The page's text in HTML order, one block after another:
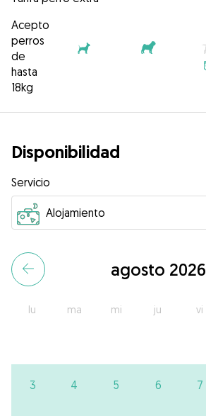
Acepto
perros
de
hasta
18kg
Disponibilidad
Servicio
agosto 2026
lu ma mi ju vi
3 4 5 6 7